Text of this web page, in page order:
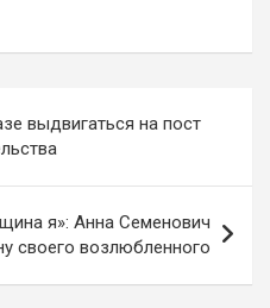
выдвигаться на пост
я»: Анна Семенович
своего возлюбленного